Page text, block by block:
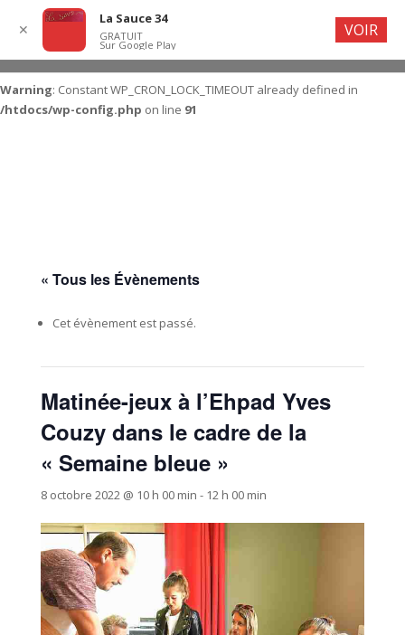
Warning: Constant WP_CRON_LOCK_TIMEOUT already defined in
/htdocs/wp-config.php on line 91
« Tous les Évènements
Cet évènement est passé.
Matinée-jeux à l’Ehpad Yves
Couzy dans le cadre de la
« Semaine bleue »
8 octobre 2022 @ 10 h 00 min - 12 h 00 min
✕
La Sauce 34
GRATUIT
Sur Google Play
VOIR